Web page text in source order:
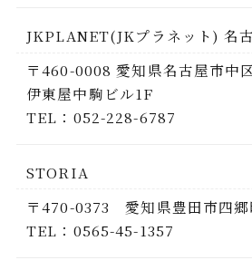
JKPLANET(JKプラネット) 名
〒460-0008 愛知県名古屋市中
伊東屋中駒ビル1F
TEL：052-228-6787
STORIA
〒470-0373 愛知県豊田市四郷
TEL：0565-45-1357